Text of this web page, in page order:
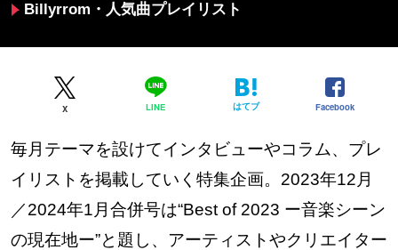
Billyrrom・人気曲プレイリスト
X LINE はてブ Facebook
毎月テーマを設けてインタビューやコラム、プレ
イリストを掲載していく特集企画。2023年12月
／2024年1月合併号は“Best of 2023 ー音楽シーン
の現在地ー”と題し、アーティストやクリエイター